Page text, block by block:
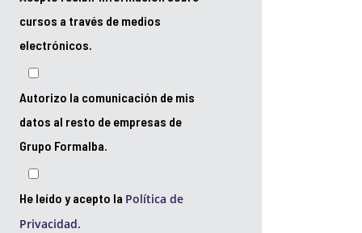
cursos a través de medios
electrónicos.
Autorizo la comunicación de mis
datos al resto de empresas de
Grupo Formalba.
He leído y acepto la Política de
Privacidad.